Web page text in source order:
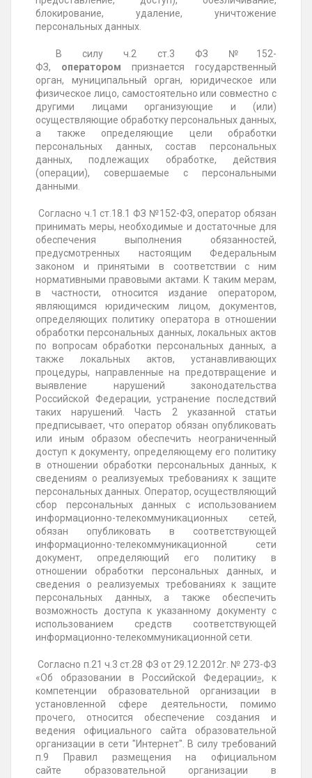
блокирование, удаление, уничтожение
персональных данных.
В силу ч.2 ст.3 ФЗ №152-
ФЗ, оператором признается государственный
орган, муниципальный орган, юридическое или
физическое лицо, самостоятельно или совместно с
другими лицами организующие и (или)
осуществляющие обработку персональных данных,
а также определяющие цели обработки
персональных данных, состав персональных
данных, подлежащих обработке, действия
(операции), совершаемые с персональными
данными.
Согласно ч.1 ст.18.1 ФЗ №152-ФЗ, оператор обязан
принимать меры, необходимые и достаточные для
обеспечения выполнения обязанностей,
предусмотренных настоящим Федеральным
законом и принятыми в соответствии с ним
нормативными правовыми актами. К таким мерам,
в частности, относится издание оператором,
являющимся юридическим лицом, документов,
определяющих политику оператора в отношении
обработки персональных данных, локальных актов
по вопросам обработки персональных данных, а
также локальных актов, устанавливающих
процедуры, направленные на предотвращение и
выявление нарушений законодательства
Российской Федерации, устранение последствий
таких нарушений. Часть 2 указанной статьи
предписывает, что оператор обязан опубликовать
или иным образом обеспечить неограниченный
доступ к документу, определяющему его политику
в отношении обработки персональных данных, к
сведениям о реализуемых требованиях к защите
персональных данных. Оператор, осуществляющий
сбор персональных данных с использованием
информационно-телекоммуникационных сетей,
обязан опубликовать в соответствующей
информационно-телекоммуникационной сети
документ, определяющий его политику в
отношении обработки персональных данных, и
сведения о реализуемых требованиях к защите
персональных данных, а также обеспечить
возможность доступа к указанному документу с
использованием средств соответствующей
информационно-телекоммуникационной сети.
Согласно п.21 ч.3 ст.28 ФЗ от 29.12.2012г. № 273-ФЗ
«Об образовании в Российской Федерации», к
компетенции образовательной организации в
установленной сфере деятельности, помимо
прочего, относится обеспечение создания и
ведения официального сайта образовательной
организации в сети "Интернет". В силу требований
п.9 Правил размещения на официальном
сайте образовательной организации в